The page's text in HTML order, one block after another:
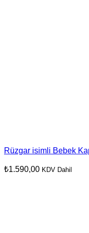
Rüzgar isimli Bebek
₺1.590,00 KDV Dahil